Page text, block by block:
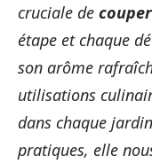
cruciale de
étape et chaque
son arôme
utilisations
dans chaque
pratiques, elle